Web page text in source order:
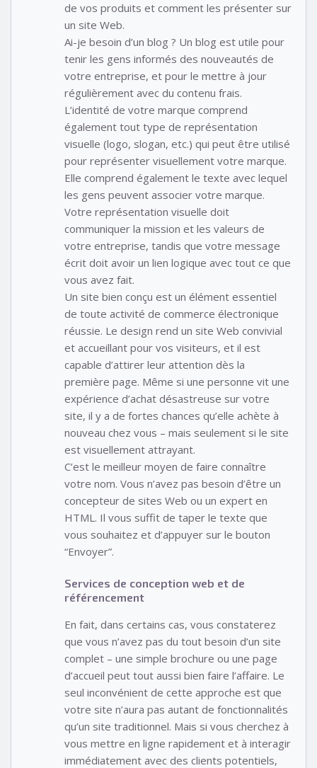
de vos produits et comment les présenter sur
un site Web.
Ai-je besoin d’un blog ? Un blog est utile pour
tenir les gens informés des nouveautés de
votre entreprise, et pour le mettre à jour
régulièrement avec du contenu frais.
L’identité de votre marque comprend
également tout type de représentation
visuelle (logo, slogan, etc.) qui peut être utilisé
pour représenter visuellement votre marque.
Elle comprend également le texte avec lequel
les gens peuvent associer votre marque.
Votre représentation visuelle doit
communiquer la mission et les valeurs de
votre entreprise, tandis que votre message
écrit doit avoir un lien logique avec tout ce que
vous avez fait.
Un site bien conçu est un élément essentiel
de toute activité de commerce électronique
réussie. Le design rend un site Web convivial
et accueillant pour vos visiteurs, et il est
capable d’attirer leur attention dès la
première page. Même si une personne vit une
expérience d’achat désastreuse sur votre
site, il y a de fortes chances qu’elle achète à
nouveau chez vous – mais seulement si le site
est visuellement attrayant.
C’est le meilleur moyen de faire connaître
votre nom. Vous n’avez pas besoin d’être un
concepteur de sites Web ou un expert en
HTML. Il vous suffit de taper le texte que
vous souhaitez et d’appuyer sur le bouton
“Envoyer”.
Services de conception web et de
référencement
En fait, dans certains cas, vous constaterez
que vous n’avez pas du tout besoin d’un site
complet – une simple brochure ou une page
d’accueil peut tout aussi bien faire l’affaire. Le
seul inconvénient de cette approche est que
votre site n’aura pas autant de fonctionnalités
qu’un site traditionnel. Mais si vous cherchez à
vous mettre en ligne rapidement et à interagir
immédiatement avec des clients potentiels,